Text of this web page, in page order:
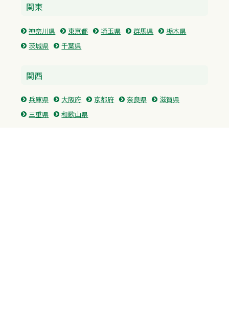
関東
神奈川県 東京都 埼玉県 群馬県
栃木県
茨城県
千葉県
関西
兵庫県 大阪府 京都府 奈良県
滋賀県
三重県
和歌山県